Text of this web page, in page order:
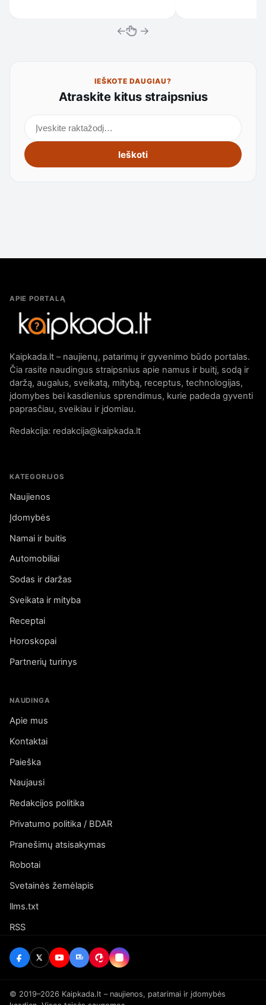
← →
IEŠKOTE DAUGIAU?
Atraskite kitus straipsnius
Ieškoti
APIE PORTALĄ
Kaipkada.lt – naujienų, patarimų ir gyvenimo būdo portalas.
Čia rasite naudingus straipsnius apie namus ir buitį, sodą ir
daržą, augalus, sveikatą, mitybą, receptus, technologijas,
įdomybes bei kasdienius sprendimus, kurie padeda gyventi
paprasčiau, sveikiau ir įdomiau.
Redakcija: redakcija@kaipkada.lt
KATEGORIJOS
Naujienos
Įdomybės
Namai ir buitis
Automobiliai
Sodas ir daržas
Sveikata ir mityba
Receptai
Horoskopai
Partnerių turinys
NAUDINGA
Apie mus
Kontaktai
Paieška
Naujausi
Redakcijos politika
Privatumo politika / BDAR
Pranešimų atsisakymas
Robotai
Svetainės žemėlapis
llms.txt
RSS
© 2019–2026 Kaipkada.lt – naujienos, patarimai ir įdomybės